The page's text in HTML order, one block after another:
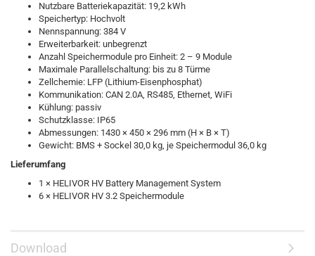
Nutzbare Batteriekapazität: 19,2 kWh
Speichertyp: Hochvolt
Nennspannung: 384 V
Erweiterbarkeit: unbegrenzt
Anzahl Speichermodule pro Einheit: 2 – 9 Module
Maximale Parallelschaltung: bis zu 8 Türme
Zellchemie: LFP (Lithium-Eisenphosphat)
Kommunikation: CAN 2.0A, RS485, Ethernet, WiFi
Kühlung: passiv
Schutzklasse: IP65
Abmessungen: 1430 × 450 × 296 mm (H × B × T)
Gewicht: BMS + Sockel 30,0 kg, je Speichermodul 36,0 kg
Lieferumfang
1 × HELIVOR HV Battery Management System
6 × HELIVOR HV 3.2 Speichermodule
Download